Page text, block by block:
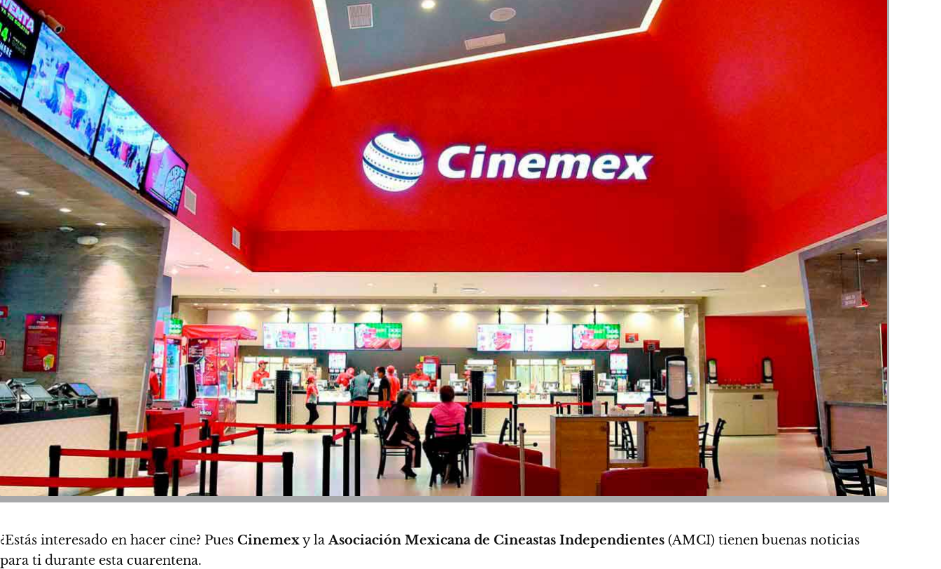
¿Estás interesado en hacer cine? Pues Cinemexy laAsociación Mexicana de Cineastas Independientes (AMCI) tienen buenas noticias
para ti durante esta cuarentena.